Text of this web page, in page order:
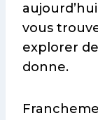
vous
explorer
donne.